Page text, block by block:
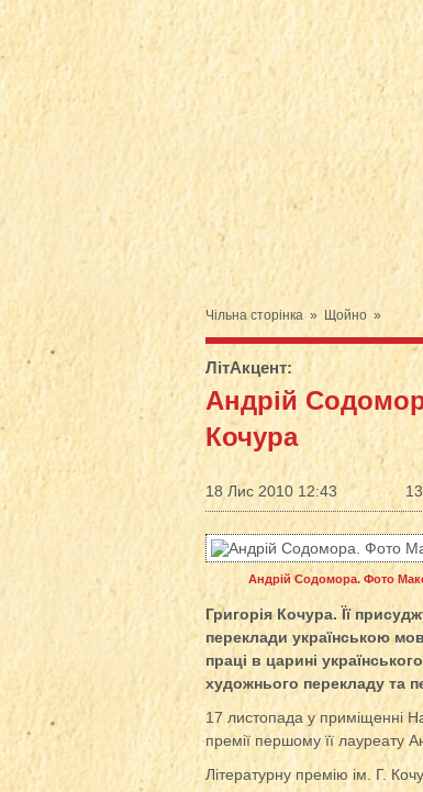
Чільна сторінка » Щойно »
ЛітАкцент:
Андрій
Кочура
18 Лис 2010 12:43
Андрій Содомора. Фото
Григорія Кочура. Її
переклади українською
праці в царині
художнього перекладу та
17 листопада у приміщенні
премії першому її лауреату
Літературну премію ім. Г.